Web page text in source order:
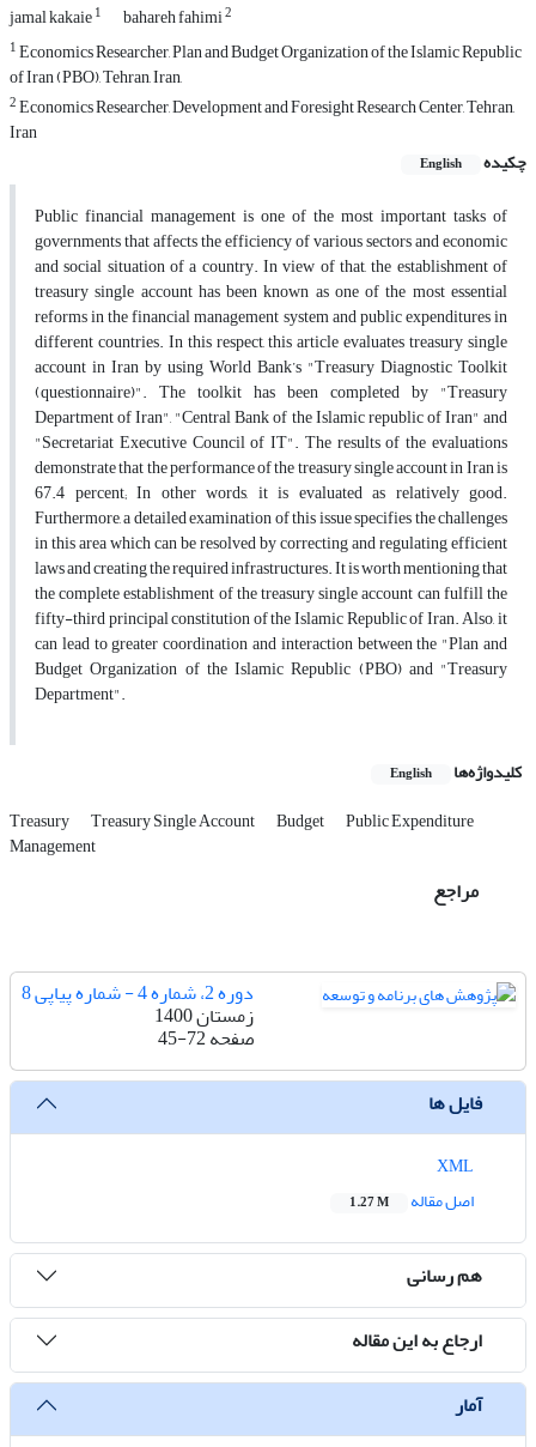
jamal kakaie1 bahareh fahimi2
1Economics Researcher, Plan and Budget Organization of the Islamic Republic
of Iran (PBO), Tehran, Iran,
2Economics Researcher, Development and Foresight Research Center, Tehran,
Iran
چکیده
English
Public financial management is one of the most important tasks of
governments that affects the efficiency of various sectors and economic
and social situation of a country. In view of that, the establishment of
treasury single account has been known as one of the most essential
reforms in the financial management system and public expenditures in
different countries. In this respect, this article evaluates treasury single
account in Iran by using World Bank’s "Treasury Diagnostic Toolkit
(questionnaire)". The toolkit has been completed by "Treasury
Department of Iran", "Central Bank of the Islamic republic of Iran" and
"Secretariat Executive Council of IT". The results of the evaluations
demonstrate that the performance of the treasury single account in Iran is
67.4 percent; In other words, it is evaluated as relatively good.
Furthermore, a detailed examination of this issue specifies the challenges
in this area which can be resolved by correcting and regulating efficient
laws and creating the required infrastructures. It is worth mentioning that
the complete establishment of the treasury single account can fulfill the
fifty-third principal constitution of the Islamic Republic of Iran. Also, it
can lead to greater coordination and interaction between the "Plan and
Budget Organization of the Islamic Republic (PBO) and "Treasury
Department".
کلیدواژه‌ها English
Treasury Treasury Single Account Budget Public Expenditure
Management
مراجع
دوره 2، شماره 4 - شماره پیاپی 8
زمستان 1400
صفحه45-72
فایل ها
اصل مقاله
1.27 M
هم رسانی
ارجاع به این مقاله
آمار